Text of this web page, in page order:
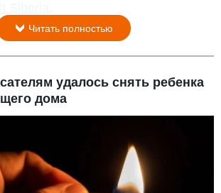
Siberia
Читать полностью
удалось снять ребенка
дома